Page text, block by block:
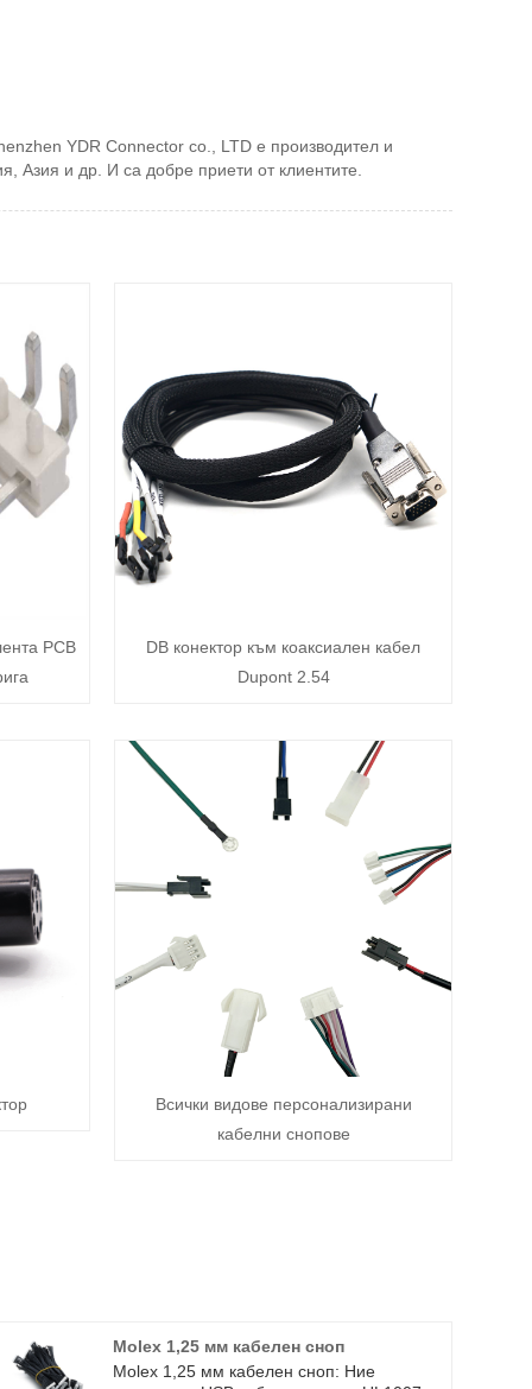
YDR Connector co., LTD е производител и
Азия и др. И са добре приети от клиентите.
PCB
DB конектор към коаксиален кабел
Dupont 2.54
Всички видове персонализирани
кабелни снопове
Molex 1,25 мм кабелен сноп
Molex 1,25 мм кабелен сноп: Ние